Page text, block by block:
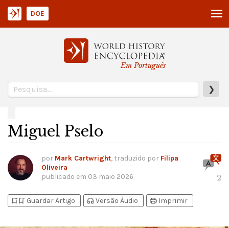
Em Português
❯
DOE
Miguel Pselo
por Mark Cartwright, traduzido por Filipa
Oliveira
publicado em 03 maio 2026 2
bookmark_addbookmark_added Guardar Artigo headphones Versão Áudio print Imprimir